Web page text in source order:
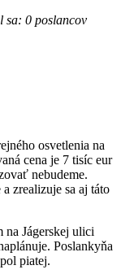
sa: 0 poslancov
osvetlenia na
cena je 7 tisíc eur
nebudeme.
zrealizuje sa aj táto
na Jágerskej ulici
Poslankyňa
piatej.